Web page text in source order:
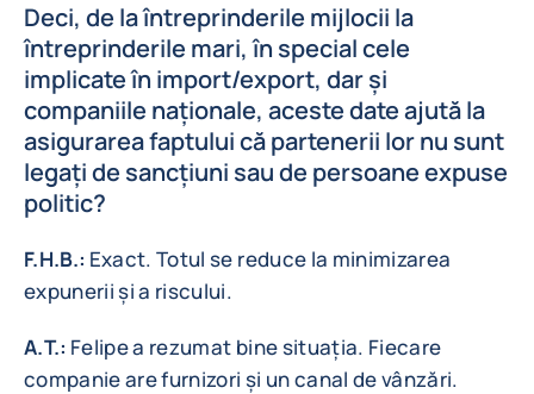
Deci, de la întreprinderile mijlocii la
întreprinderile mari, în special cele
implicate în import/export, dar și
companiile naționale, aceste date ajută la
asigurarea faptului că partenerii lor nu sunt
legați de sancțiuni sau de persoane expuse
politic?
F.H.B.: Exact. Totul se reduce la minimizarea
expunerii și a riscului.
A.T.: Felipe a rezumat bine situația. Fiecare
companie are furnizori și un canal de vânzări.